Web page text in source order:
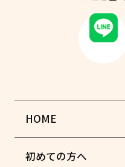
HOME
初めての方へ